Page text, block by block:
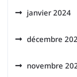
janvier 2024
décembre
novembre